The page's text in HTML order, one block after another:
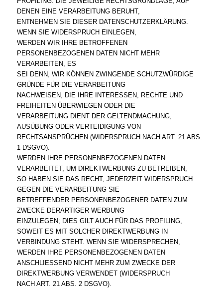
DENEN EINE VERARBEITUNG BERUHT,
ENTNEHMEN SIE DIESER DATENSCHUTZERKLÄRUNG.
WENN SIE WIDERSPRUCH EINLEGEN,
WERDEN WIR IHRE BETROFFENEN
PERSONENBEZOGENEN DATEN NICHT MEHR
VERARBEITEN, ES
SEI DENN, WIR KÖNNEN ZWINGENDE SCHUTZWÜRDIGE
GRÜNDE FÜR DIE VERARBEITUNG
NACHWEISEN, DIE IHRE INTERESSEN, RECHTE UND
FREIHEITEN ÜBERWIEGEN ODER DIE
VERARBEITUNG DIENT DER GELTENDMACHUNG,
AUSÜBUNG ODER VERTEIDIGUNG VON
RECHTSANSPRÜCHEN (WIDERSPRUCH NACH ART. 21 ABS.
1 DSGVO).
WERDEN IHRE PERSONENBEZOGENEN DATEN
VERARBEITET, UM DIREKTWERBUNG ZU BETREIBEN,
SO HABEN SIE DAS RECHT, JEDERZEIT WIDERSPRUCH
GEGEN DIE VERARBEITUNG SIE
BETREFFENDER PERSONENBEZOGENER DATEN ZUM
ZWECKE DERARTIGER WERBUNG
EINZULEGEN; DIES GILT AUCH FÜR DAS PROFILING,
SOWEIT ES MIT SOLCHER DIREKTWERBUNG IN
VERBINDUNG STEHT. WENN SIE WIDERSPRECHEN,
WERDEN IHRE PERSONENBEZOGENEN DATEN
ANSCHLIESSEND NICHT MEHR ZUM ZWECKE DER
DIREKTWERBUNG VERWENDET (WIDERSPRUCH
NACH ART. 21 ABS. 2 DSGVO).